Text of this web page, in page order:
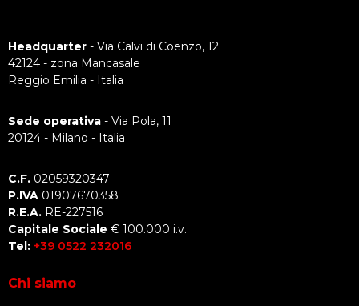
Headquarter - Via Calvi di Coenzo, 12
42124 - zona Mancasale
Reggio Emilia - Italia
Sede operativa - Via Pola, 11
20124 - Milano - Italia
C.F. 02059320347
P.IVA 01907670358
R.E.A. RE-227516
Capitale Sociale € 100.000 i.v.
Tel: +39 0522 232016
Chi siamo